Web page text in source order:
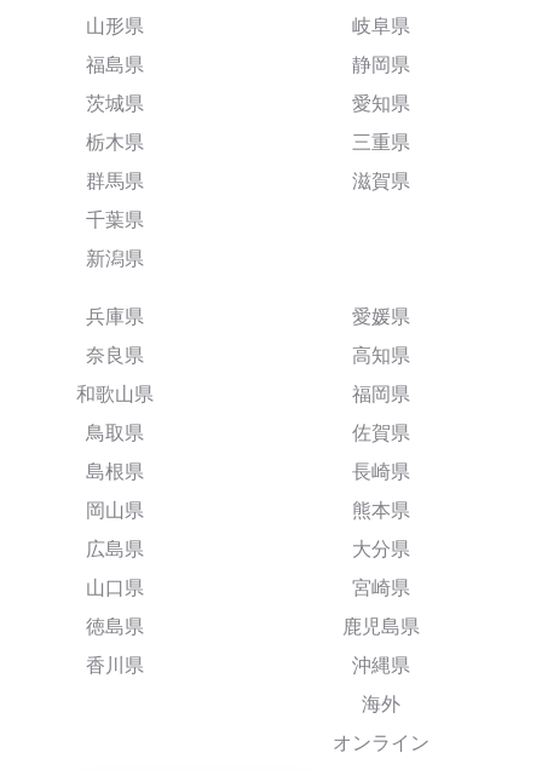
山形県
福島県
茨城県
栃木県
群馬県
千葉県
新潟県
岐阜県
静岡県
愛知県
三重県
滋賀県
兵庫県
奈良県
和歌山県
鳥取県
島根県
岡山県
広島県
山口県
徳島県
香川県
愛媛県
高知県
福岡県
佐賀県
長崎県
熊本県
大分県
宮崎県
鹿児島県
沖縄県
海外
オンライン